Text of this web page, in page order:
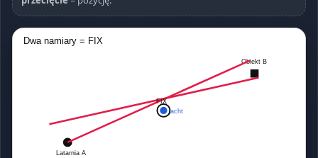
Dwa namiary = FIX
Latarnia A
Obiekt B
jacht
FIX